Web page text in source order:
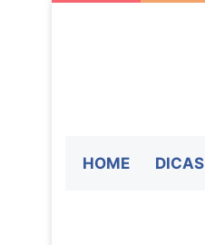
HOME DICAS